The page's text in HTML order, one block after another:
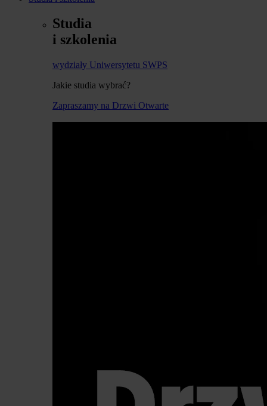
Studia
i szkolenia
wydziały Uniwersytetu SWPS
Jakie studia wybrać?
Zapraszamy na Drzwi Otwarte